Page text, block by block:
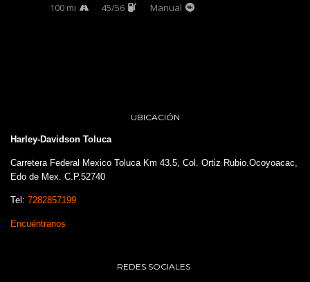
100 mi 45/56 Manual
UBICACIÓN
Harley-Davidson Toluca
Carretera Federal Mexico Toluca Km 43.5, Col. Ortiz Rubio.Ocoyoacac,
Edo de Mex. C.P.52740
Tel: 7282857199
Encuéntranos
REDES SOCIALES